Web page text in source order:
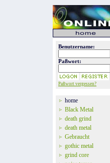
Benutzername:
Paßwort:
Paßwort vergessen?
home
Black Metal
death grind
death metal
Gebraucht
gothic metal
grind core